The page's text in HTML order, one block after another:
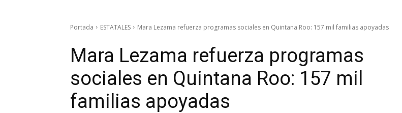
Portada ESTATALES Mara Lezama refuerza programas sociales en Quintana Roo: 157 mil familias apoyadas
Mara Lezama refuerza programas
sociales en Quintana Roo: 157 mil
familias apoyadas